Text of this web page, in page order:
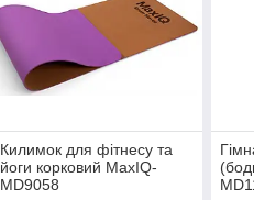
Килимок для фітнесу та
йоги корковий MaxIQ-
MD9058